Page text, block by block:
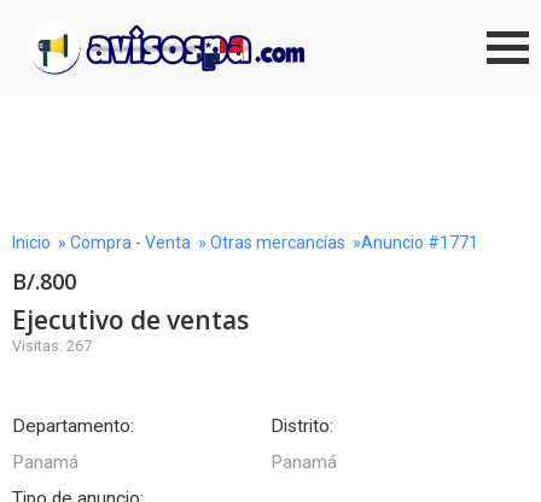
Inicio » Compra - Venta » Otras mercancías »Anuncio #1771
B/.800
Ejecutivo de ventas
Visitas: 267
Departamento:
Panamá
Distrito:
Panamá